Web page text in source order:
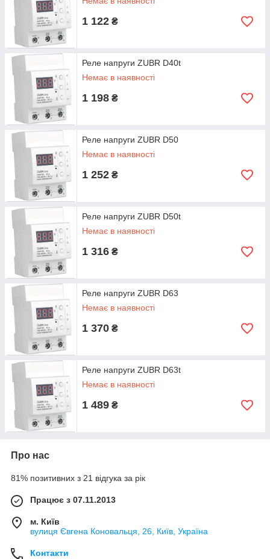
1 122 ₴
Реле напруги ZUBR D40t
Немає в наявності
1 198 ₴
Реле напруги ZUBR D50
Немає в наявності
1 252 ₴
Реле напруги ZUBR D50t
Немає в наявності
1 316 ₴
Реле напруги ZUBR D63
Немає в наявності
1 370 ₴
Реле напруги ZUBR D63t
Немає в наявності
1 489 ₴
Про нас
81% позитивних з 21 відгука за рік
Працює з 07.11.2013
м. Київ
вулиця Євгена Коновальця, 26, Київ, Україна
Контакти